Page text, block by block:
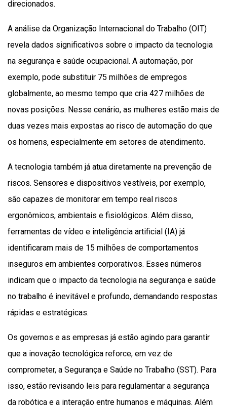
direcionados.
A análise da Organização Internacional do Trabalho (OIT)
revela dados significativos sobre o impacto da tecnologia
na segurança e saúde ocupacional. A automação, por
exemplo, pode substituir 75 milhões de empregos
globalmente, ao mesmo tempo que cria 427 milhões de
novas posições. Nesse cenário, as mulheres estão mais de
duas vezes mais expostas ao risco de automação do que
os homens, especialmente em setores de atendimento.
A tecnologia também já atua diretamente na prevenção de
riscos. Sensores e dispositivos vestíveis, por exemplo,
são capazes de monitorar em tempo real riscos
ergonômicos, ambientais e fisiológicos. Além disso,
ferramentas de vídeo e inteligência artificial (IA) já
identificaram mais de 15 milhões de comportamentos
inseguros em ambientes corporativos. Esses números
indicam que o impacto da tecnologia na segurança e saúde
no trabalho é inevitável e profundo, demandando respostas
rápidas e estratégicas.
Os governos e as empresas já estão agindo para garantir
que a inovação tecnológica reforce, em vez de
comprometer, a Segurança e Saúde no Trabalho (SST). Para
isso, estão revisando leis para regulamentar a segurança
da robótica e a interação entre humanos e máquinas. Além